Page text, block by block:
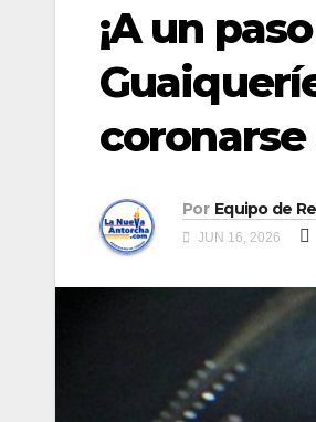
​¡A un
Por Equipo de
JUN 16, 2026